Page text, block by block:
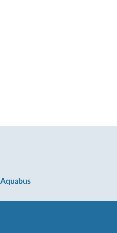
Aquabus